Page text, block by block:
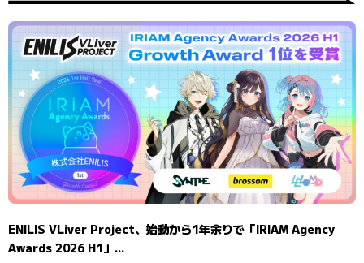
ENILIS VLiver Project、始動から1年余りで「IRIAM Agency
Awards 2026 H1」...